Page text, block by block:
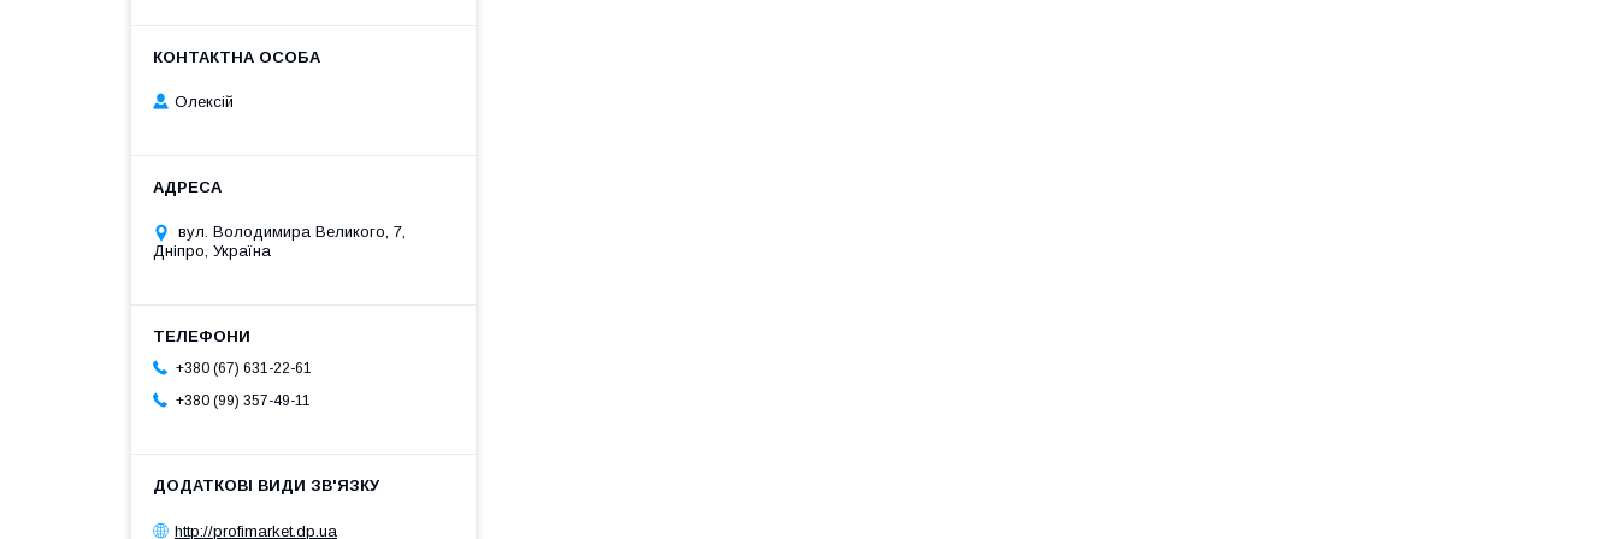
Олексій
вул. Володимира Великого, 7,
Дніпро, Україна
+380 (67) 631-22-61
+380 (99) 357-49-11
http://profimarket.dp.ua